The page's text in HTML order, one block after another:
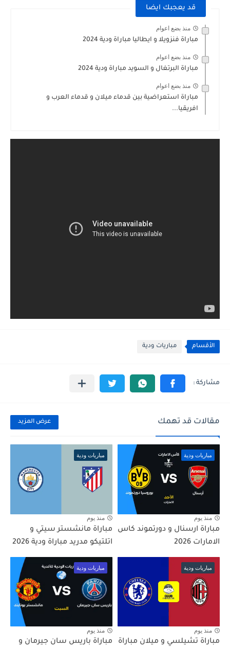
قد يعجبك ايضا
منذ بضع اعوام
مباراة فنزويلا و ايطاليا مباراة ودية 2024
منذ بضع اعوام
مباراة البرتغال و السويد مباراة ودية 2024
منذ بضع اعوام
مباراة استعراضية بين قدماء ميلان و قدماء العرب و
افريقيا...
الأقسام مباريات ودية
مقالات قد تهمك عرض المزيد
مباريات ودية
منذ يوم
مباراة ارسنال و دورتموند كاس
الامارات 2026
مباريات ودية
منذ يوم
مباراة مانشستر سيتي و
اتلتيكو مدريد مباراة ودية 2026
مباريات ودية
منذ يوم
مباراة تشيلسي و ميلان مباراة
مباريات ودية
منذ يوم
مباراة باريس سان جيرمان و